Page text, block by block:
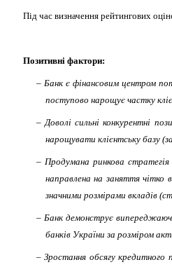
Під час визначення рейтингових
Позитивні фактори:
– Банк є фінансовим центром
поступово нарощує частку
– Доволі сильні конкурентні
нарощувати клієнтську базу
– Продумана ринкова стратегія
направлена на заняття чітко
значними розмірами вкладів
– Банк демонструє
банків України за розміром
– Зростання обсягу